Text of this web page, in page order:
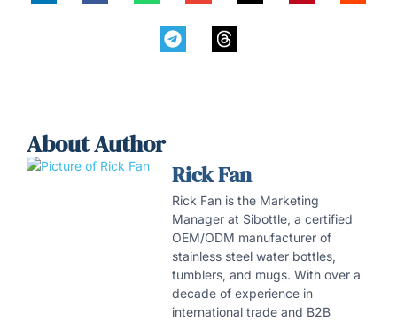
About Author
Rick Fan
Rick Fan is the Marketing
Manager at Sibottle, a certified
OEM/ODM manufacturer of
stainless steel water bottles,
tumblers, and mugs. With over a
decade of experience in
international trade and B2B